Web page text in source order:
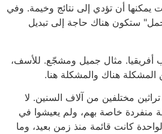
يمكنها أن تؤدي إلى نتائج وخيمة. وفي
ستكون هناك حاجة إلى تبديل
أفريقيا. مثال جميل ومشجّع. للأسف،
المشكلة هناك والمشكلة هنا.
مختلفين من آلاف السنين. لا
منفردة خاصة بهم، ولم يعيشوا في
كانت قائمة منذ زمن بعيد، وما